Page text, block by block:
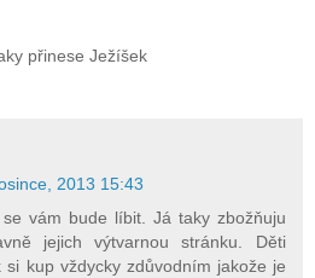
přinese Ježíšek
2013 15:43
vám bude líbit. Já taky zbožňuju
jejich výtvarnou stránku. Děti
kup vždycky zdůvodním jakože je